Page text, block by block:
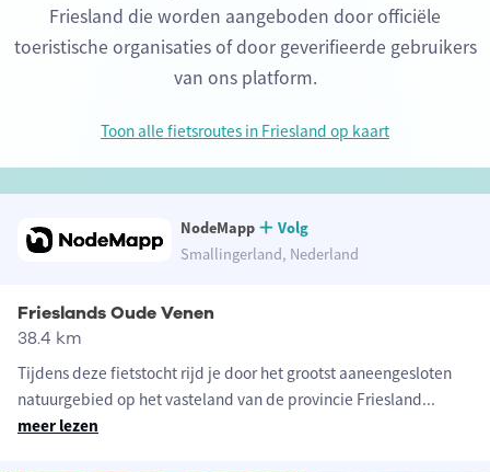
Friesland die worden aangeboden door officiële
toeristische organisaties of door geverifieerde gebruikers
van ons platform.
Toon alle fietsroutes in Friesland op kaart
NodeMapp
Volg
Smallingerland, Nederland
Frieslands Oude Venen
38.4 km
Tijdens deze fietstocht rijd je door het grootst aaneengesloten
natuurgebied op het vasteland van de provincie Friesland...
meer lezen